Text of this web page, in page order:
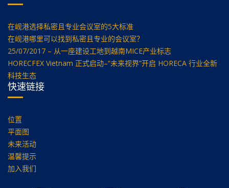
在岘港选择私密且专业会议室的5大标准
在岘港哪里可以找到私密且专业的会议室？
25/07/2017 – 从一座建设工地到越南MICE产业标志
HORECFEX Vietnam 正式启动–“未来视界”开启 HORECA 行业全新
科技生态
快速链接
位置
平面图
未来活动
温馨提示
加入我们